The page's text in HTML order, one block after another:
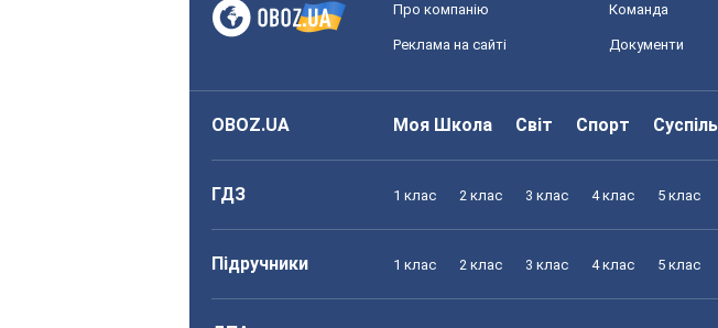
Про компанію Команда
Реклама на сайті Документи
OBOZ.UA Моя Школа Світ Спорт
ГДЗ 1 клас 2 клас 3 клас 4 клас 5 клас
Підручники 1 клас 2 клас 3 клас 4 клас 5 клас